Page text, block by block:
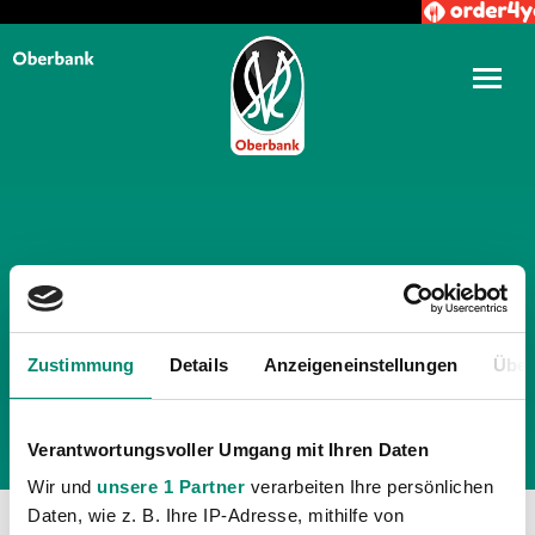
Zustimmung Details Anzeigeneinstellungen
Verantwortungsvoller Umgang mit Ihren Daten
Wir und unsere 1 Partner verarbeiten Ihre persönlichen
Daten, wie z. B. Ihre IP-Adresse, mithilfe von
TÄGLICHE ARCHIVE: 11.
JANUAR 2023